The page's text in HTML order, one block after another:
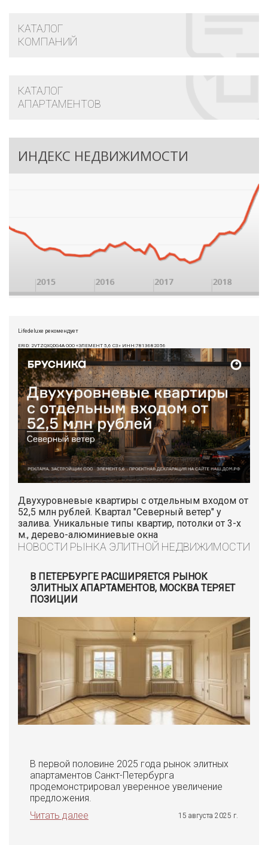
КАТАЛОГ
КОМПАНИЙ
КАТАЛОГ
АПАРТАМЕНТОВ
ИНДЕКС НЕДВИЖИМОСТИ
Lifedeluxe рекомендует
ERID: 2VTZQXQDG4A ООО «ЭЛЕМЕНТ 5,6 СЗ» ИНН:7813682056
Двухуровневые квартиры с отдельным входом от
52,5 млн рублей. Квартал "Северный ветер" у
залива. Уникальные типы квартир, потолки от 3-х
м., дерево-алюминиевые окна
НОВОСТИ РЫНКА ЭЛИТНОЙ НЕДВИЖИМОСТИ
В ПЕТЕРБУРГЕ РАСШИРЯЕТСЯ РЫНОК
ЭЛИТНЫХ АПАРТАМЕНТОВ, МОСКВА ТЕРЯЕТ
ПОЗИЦИИ
В первой половине 2025 года рынок элитных
апартаментов Санкт-Петербурга
продемонстрировал уверенное увеличение
предложения.
Читать далее
15 августа 2025 г.